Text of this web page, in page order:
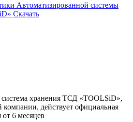
Автоматизированной системы
Скачать
система хранения ТСД «TOOLSiD»,
действует официальная
от 6 месяцев